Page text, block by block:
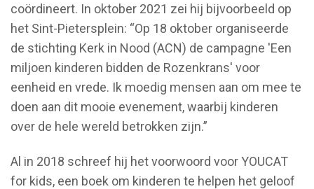
coördineert. In oktober 2021 zei hij bijvoorbeeld op
het Sint-Pietersplein: “Op 18 oktober organiseerde
de stichting Kerk in Nood (ACN) de campagne 'Een
miljoen kinderen bidden de Rozenkrans' voor
eenheid en vrede. Ik moedig mensen aan om mee te
doen aan dit mooie evenement, waarbij kinderen
over de hele wereld betrokken zijn.”
Al in 2018 schreef hij het voorwoord voor YOUCAT
for kids, een boek om kinderen te helpen het geloof